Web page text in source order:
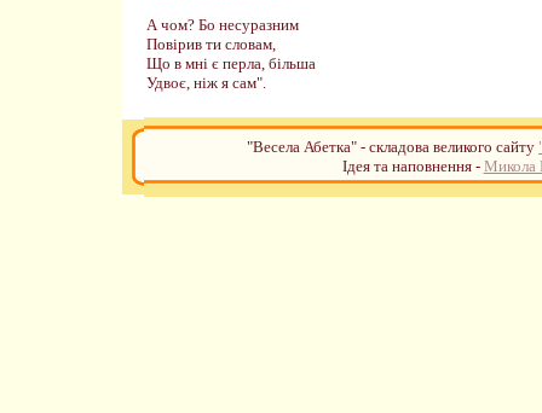
А чом? Бо несуразним
Повірив ти словам,
Що в мні є перла, більша
Удвоє, ніж я сам".
"Весела Абетка" - складова великого сайту
Ідея та наповнення -